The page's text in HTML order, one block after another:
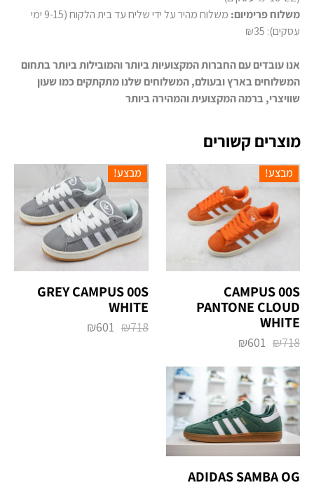
משלוח פרימיום:
משלוח מהיר על ידי שליח עד בית הלקוח (9-15 ימי
עסקים): ₪35
אנו עובדים עם החברות המקצועיות ביותר והמובילות ביותר בתחום
המשלוחים בארץ ובעולם, המשלוחים שלנו מתקתקים כמו שעון
שוויצרי, ברמה המקצועית והמהירה ביותר
מוצרים קשורים
מבצע!
CAMPUS 00S
PANTONE CLOUD
WHITE
₪718
₪601
מבצע!
‏CAMPUS 00S ‏GREY
WHITE
₪718
₪601
‏ADIDAS SAMBA OG